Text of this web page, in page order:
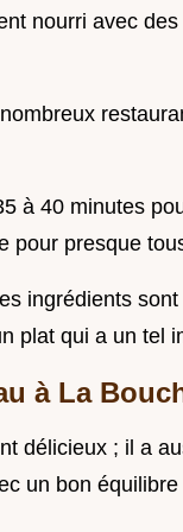
nourri avec
à 40 minutes
pour presque
ingrédients
plat qui a un tel
à La
délicieux ; il a
un bon